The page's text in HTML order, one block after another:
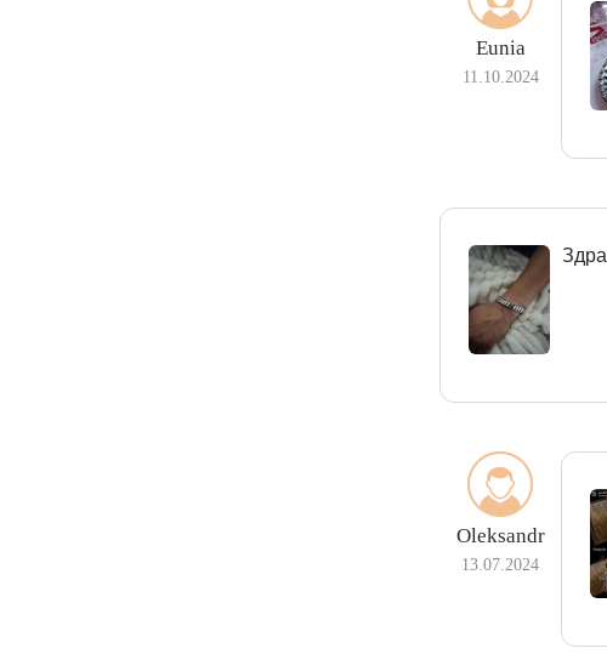
Eunia
11.10.2024
Oleksandr
13.07.2024